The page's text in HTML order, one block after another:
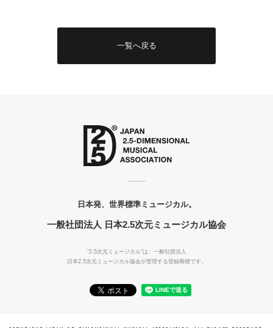
一覧へ戻る
日本発、世界標準ミュージカル。
一般社団法人 日本2.5次元ミュージカル協会
"2.5次元ミュージカル"は、一般社団法人
日本2.5次元ミュージカル協会が管理する登録商標です。